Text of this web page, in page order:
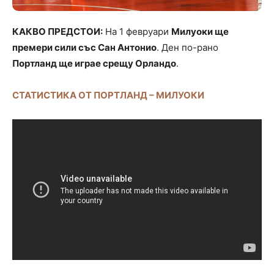
КАКВО ПРЕДСТОИ: На 1 февруари Милуоки ще
премери сили със Сан Антонио. Ден по-рано
Портланд ще играе срещу Орландо.
СТАТИСТИКА ОТ ПОРТЛАНД – МИЛУОКИ